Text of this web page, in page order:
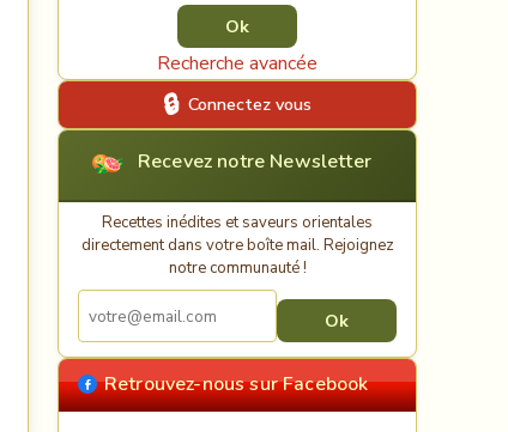
Recherche avancée
Connectez vous
Recevez notre Newsletter
Recettes inédites et saveurs orientales
directement dans votre boîte mail. Rejoignez
notre communauté !
Retrouvez-nous sur Facebook